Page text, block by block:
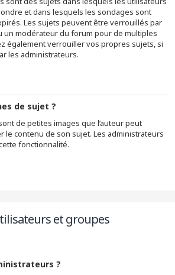
et dans lesquels les sondages sont
Les sujets peuvent être verrouillés par
un modérateur du forum pour de multiples
également verrouiller vos propres sujets, si
les administrateurs.
de sujet ?
de petites images que l’auteur peut
le contenu de son sujet. Les administrateurs
fonctionnalité.
et groupes
?